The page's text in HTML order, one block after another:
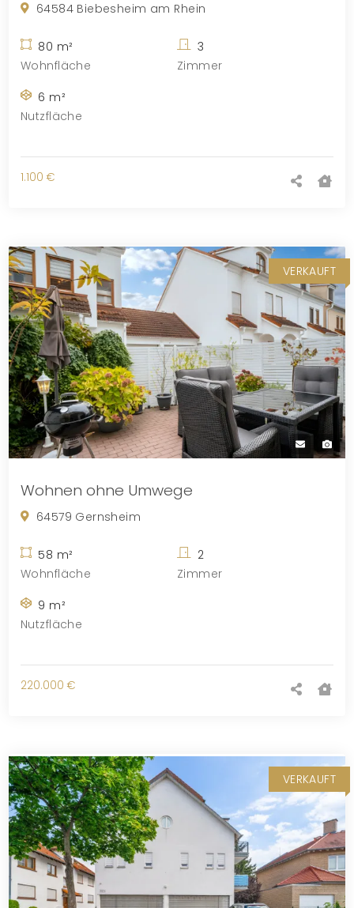
64584 Biebesheim am Rhein
80 m²
Wohnfläche
3
Zimmer
6 m²
Nutzfläche
1.100 €
VERKAUFT
Wohnen ohne Umwege
64579 Gernsheim
58 m²
Wohnfläche
2
Zimmer
9 m²
Nutzfläche
220.000 €
VERKAUFT